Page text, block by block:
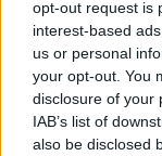
opt-out request is
interest-based
us or personal
your opt-out. You
disclosure of your
IAB’s list of
also be disclosed
probable que
mercado (500.000
riesgo en Comunio.
Recomendable: